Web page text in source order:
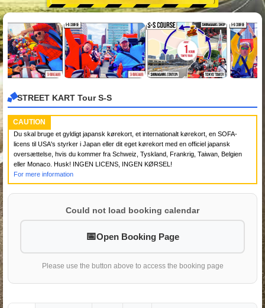
STREET KART Tour S-S
CAUTION
Du skal bruge et gyldigt japansk kørekort, et internationalt kørekort, en SOFA-
licens til USA's styrker i Japan eller dit eget kørekort med en officiel japansk
oversættelse, hvis du kommer fra Schweiz, Tyskland, Frankrig, Taiwan, Belgien
eller Monaco. Husk! INGEN LICENS, INGEN KØRSEL!
For mere information
Could not load booking calendar
Open Booking Page
Please use the button above to access the booking page